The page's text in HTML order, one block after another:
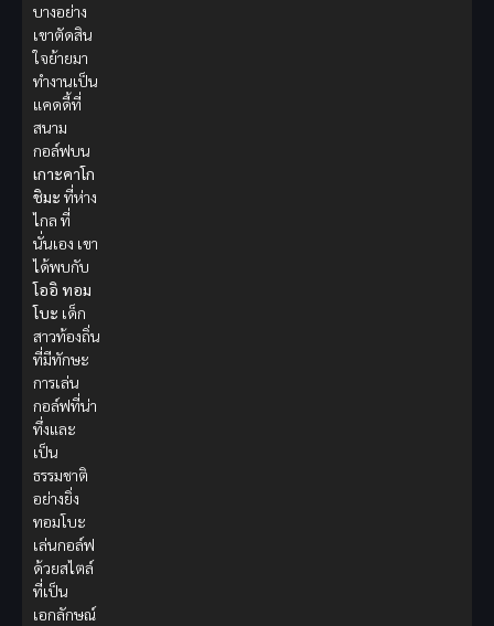
บางอย่าง
เขาตัดสิน
ใจย้ายมา
ทำงานเป็น
แคดดี้ที่
สนาม
กอล์ฟบน
เกาะคาโก
ชิมะ ที่ห่าง
ไกล ที่
นั่นเอง เขา
ได้พบกับ
โออิ ทอม
โบะ เด็ก
สาวท้องถิ่น
ที่มีทักษะ
การเล่น
กอล์ฟที่น่า
ทึ่งและ
เป็น
ธรรมชาติ
อย่างยิ่ง
ทอมโบะ
เล่นกอล์ฟ
ด้วยสไตล์
ที่เป็น
เอกลักษณ์